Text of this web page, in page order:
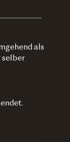
als
selber